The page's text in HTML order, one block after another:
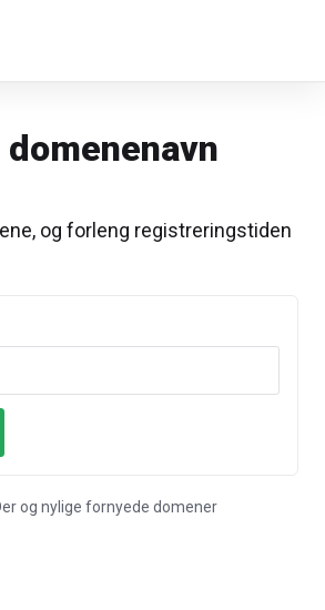
og forleng registreringstiden
og nylige fornyede domener